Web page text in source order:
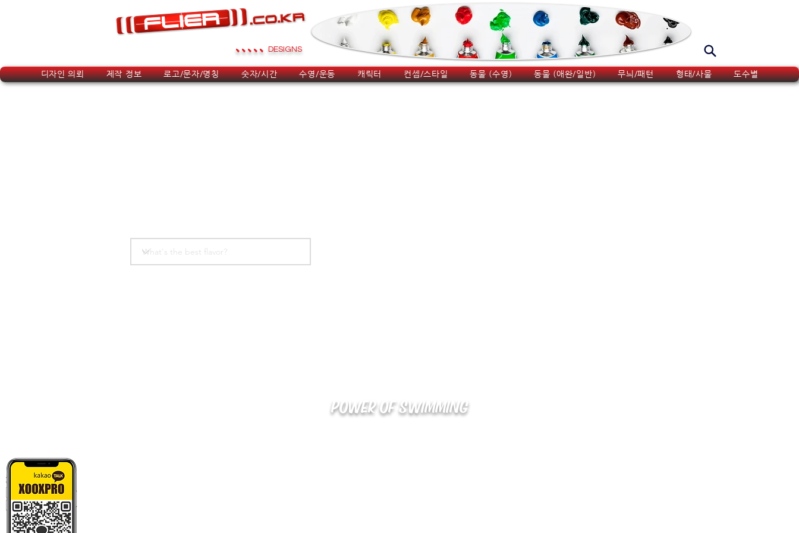
..... DESIGNS
디자인 의뢰 제작 정보 로고/문자/명칭 숫자/시간 수영/운동 캐릭터 컨셉/스타일 동물 (수영) 동물 (애완/일반) 무늬/패턴 형태/사물 도수별
POWER OF SWIMMING